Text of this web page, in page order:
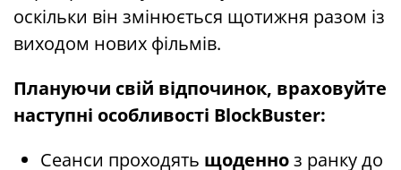
оскільки він змінюється щотижня разом із
виходом нових фільмів.
Плануючи свій відпочинок, враховуйте
наступні особливості BlockBuster:
Сеанси проходять щоденноз ранку до